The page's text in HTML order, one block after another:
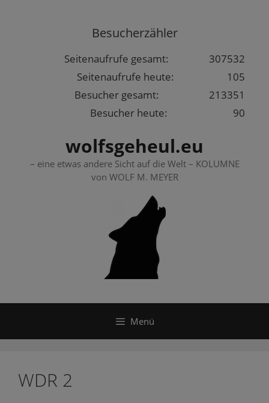
Besucherzähler
307532
Seitenaufrufe gesamt:
105
Seitenaufrufe heute:
213351
Besucher gesamt:
90
Besucher heute:
wolfsgeheul.eu
– eine etwas andere Sicht auf die Welt – KOLUMNE
von WOLF M. MEYER
Menü
WDR 2